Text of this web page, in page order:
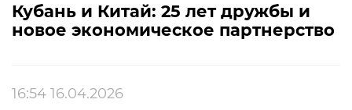
Кубань и Китай: 25 лет дружбы и
новое экономическое партнерство
16:54 16.04.2026